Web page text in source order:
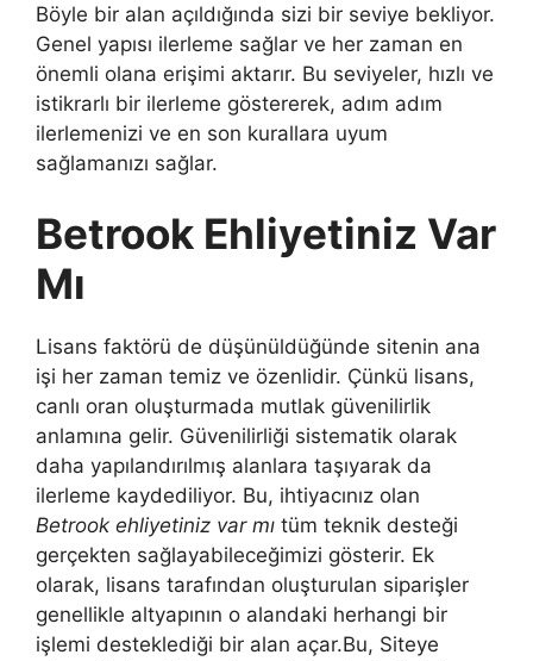
Böyle bir alan açıldığında sizi bir seviye bekliyor.
Genel yapısı ilerleme sağlar ve her zaman en
önemli olana erişimi aktarır. Bu seviyeler, hızlı ve
istikrarlı bir ilerleme göstererek, adım adım
ilerlemenizi ve en son kurallara uyum
sağlamanızı sağlar.
Betrook Ehliyetiniz Var
Mı
Lisans faktörü de düşünüldüğünde sitenin ana
işi her zaman temiz ve özenlidir. Çünkü lisans,
canlı oran oluşturmada mutlak güvenilirlik
anlamına gelir. Güvenilirliği sistematik olarak
daha yapılandırılmış alanlara taşıyarak da
ilerleme kaydediliyor. Bu, ihtiyacınız olan
Betrook ehliyetiniz var mı tüm teknik desteği
gerçekten sağlayabileceğimizi gösterir. Ek
olarak, lisans tarafından oluşturulan siparişler
genellikle altyapının o alandaki herhangi bir
işlemi desteklediği bir alan açar.Bu, Siteye